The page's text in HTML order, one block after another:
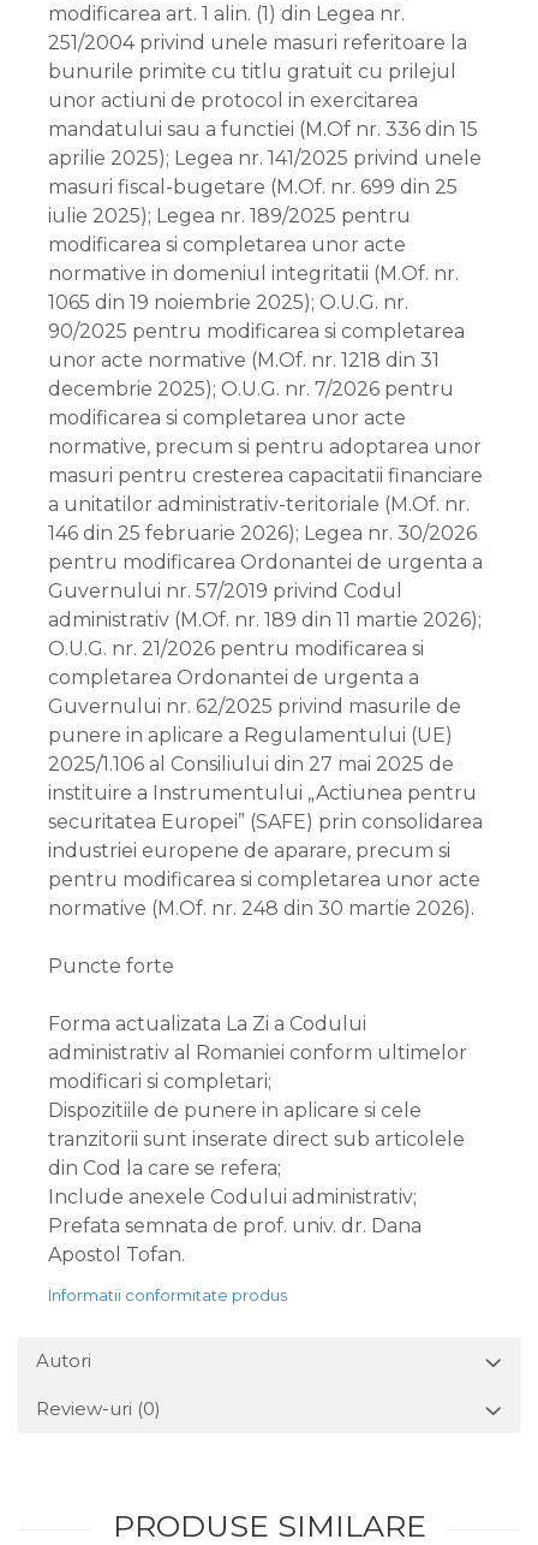
modificarea art. 1 alin. (1) din Legea nr.
251/2004 privind unele masuri referitoare la
bunurile primite cu titlu gratuit cu prilejul
unor actiuni de protocol in exercitarea
mandatului sau a functiei (M.Of nr. 336 din 15
aprilie 2025); Legea nr. 141/2025 privind unele
masuri fiscal-bugetare (M.Of. nr. 699 din 25
iulie 2025); Legea nr. 189/2025 pentru
modificarea si completarea unor acte
normative in domeniul integritatii (M.Of. nr.
1065 din 19 noiembrie 2025); O.U.G. nr.
90/2025 pentru modificarea si completarea
unor acte normative (M.Of. nr. 1218 din 31
decembrie 2025); O.U.G. nr. 7/2026 pentru
modificarea si completarea unor acte
normative, precum si pentru adoptarea unor
masuri pentru cresterea capacitatii financiare
a unitatilor administrativ-teritoriale (M.Of. nr.
146 din 25 februarie 2026); Legea nr. 30/2026
pentru modificarea Ordonantei de urgenta a
Guvernului nr. 57/2019 privind Codul
administrativ (M.Of. nr. 189 din 11 martie 2026);
O.U.G. nr. 21/2026 pentru modificarea si
completarea Ordonantei de urgenta a
Guvernului nr. 62/2025 privind masurile de
punere in aplicare a Regulamentului (UE)
2025/1.106 al Consiliului din 27 mai 2025 de
instituire a Instrumentului „Actiunea pentru
securitatea Europei” (SAFE) prin consolidarea
industriei europene de aparare, precum si
pentru modificarea si completarea unor acte
normative (M.Of. nr. 248 din 30 martie 2026).
Puncte forte
Forma actualizata La Zi a Codului
administrativ al Romaniei conform ultimelor
modificari si completari;
Dispozitiile de punere in aplicare si cele
tranzitorii sunt inserate direct sub articolele
din Cod la care se refera;
Include anexele Codului administrativ;
Prefata semnata de prof. univ. dr. Dana
Apostol Tofan.
Informatii conformitate produs
Autori
Review-uri (0)
PRODUSE SIMILARE